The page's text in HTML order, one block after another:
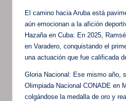
El camino hacia Aruba está
aún emocionan a la afición
Hazaña en Cuba: En 2025,
en Varadero, conquistando el
una actuación que fue calificada
Gloria Nacional: Ese mismo año,
Olimpiada Nacional CONADE en
colgándose la medalla de oro y